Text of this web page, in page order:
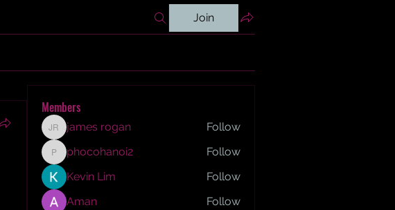
Join
Members
james rogan
james rogan Follow
phocohanoi2
phocohanoi2
Follow
Kevin Lim
Follow
Aman
Follow